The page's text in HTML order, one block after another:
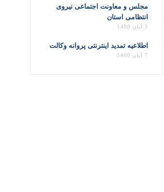
مجلس و معاونت اجتماعی نیروی
انتظامی استان
3 آبان 1400
اطلاعیه تمدید اینترنتی پروانه وکالت
7 آبان 1400